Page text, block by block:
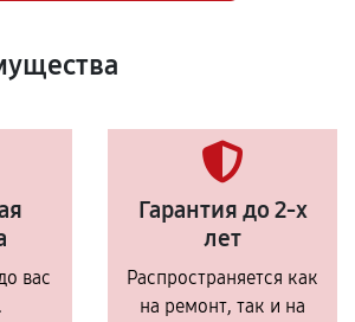
вас
Гарантия до 2-х
лет
Распространяется как
на ремонт, так и на